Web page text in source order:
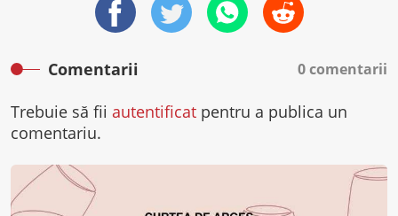
Comentarii 0 comentarii
Trebuie să fii autentificat pentru a publica un
comentariu.